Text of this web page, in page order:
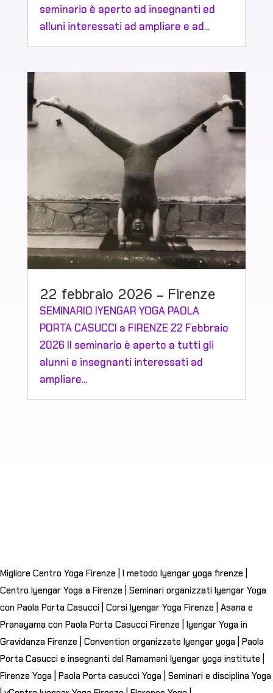
seminario è aperto ad insegnanti ed
alluni interessati ad ampliare e ad...
22 febbraio 2026 – Firenze
SEMINARIO IYENGAR YOGA PAOLA
PORTA CASUCCI a FIRENZE 22 Febbraio
2026 Il seminario è aperto a tutti gli
alunni e insegnanti interessati ad
ampliare...
Migliore Centro Yoga Firenze | l metodo Iyengar yoga firenze |
Centro Iyengar Yoga a Firenze | Seminari organizzati Iyengar Yoga
con Paola Porta Casucci | Corsi Iyengar Yoga Firenze | Asana e
Pranayama con Paola Porta Casucci Firenze | Iyengar Yoga in
Gravidanza Firenze | Convention organizzate Iyengar yoga | Paola
Porta Casucci e insegnanti del Ramamani Iyengar yoga institute |
Firenze Yoga | Paola Porta casucci Yoga | Seminari e disciplina Yoga